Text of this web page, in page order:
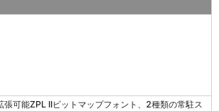
張可能ZPL IIビットマップフォント、2種類の常駐ス